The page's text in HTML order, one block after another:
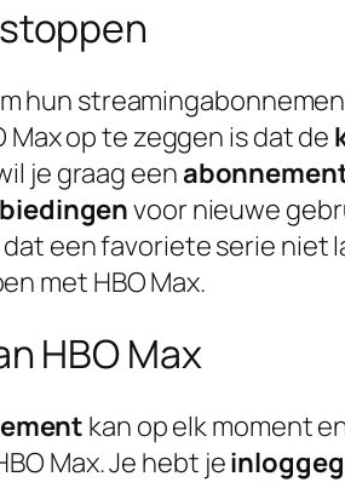
hun
op te zeggen is dat de
je graag een
voor nieuwe
een favoriete serie niet
met HBO Max.
HBO Max
kan op elk moment
Max. Je hebt je